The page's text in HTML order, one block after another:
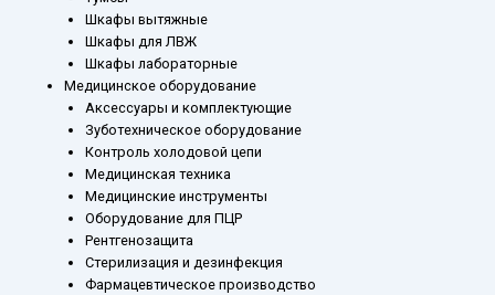
Шкафы вытяжные
Шкафы для ЛВЖ
Шкафы лабораторные
Медицинское оборудование
Аксессуары и комплектующие
Зуботехническое оборудование
Контроль холодовой цепи
Медицинская техника
Медицинские инструменты
Оборудование для ПЦР
Рентгенозащита
Стерилизация и дезинфекция
Фармацевтическое производство